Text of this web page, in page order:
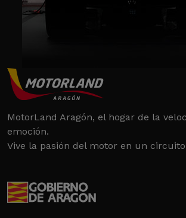
MotorLand Aragón, el hogar de la
emoción.
Vive la pasión del motor en un